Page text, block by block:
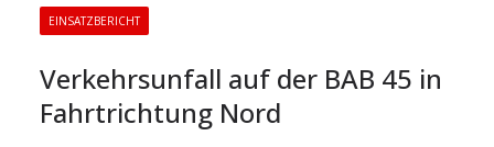
EINSATZBERICHT
Verkehrsunfall auf der BAB 45 in
Fahrtrichtung Nord